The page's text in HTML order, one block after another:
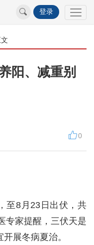
登录
阳、减重别
0
至8月23日出伏，共
专家提醒，三伏天是
展冬病夏治。